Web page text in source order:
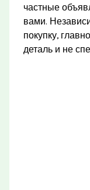
частные
вами.
покупку,
деталь и не